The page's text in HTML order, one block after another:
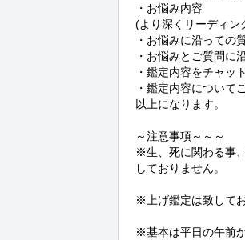
・お悩み内容
(より深くリーディン
・お悩みに沿って
・お悩みとご質問に
・鑑定内容をチャッ
・鑑定内容について
以上になります。
～注意事項～～～
※生、死に関わる事
しておりません。
※上げ鑑定は致して
※基本は平日の午前